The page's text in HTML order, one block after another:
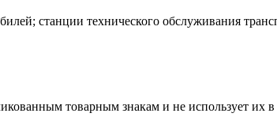
станции технического обслуживания
товарным знакам и не использует их